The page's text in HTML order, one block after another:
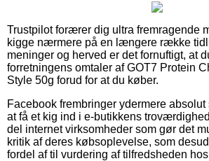
Trustpilot forærer dig ultra fremragende
kigge nærmere på en længere række
meninger og herved er det fornuftigt, at
forretningens omtaler af GOT7 Protein
Style 50g forud for at du køber.
Facebook frembringer ydermere absolut
at få et kig ind i e-butikkens
del internet virksomheder som gør det
kritik af deres købsoplevelse, som
fordel af til vurdering af tilfredsheden